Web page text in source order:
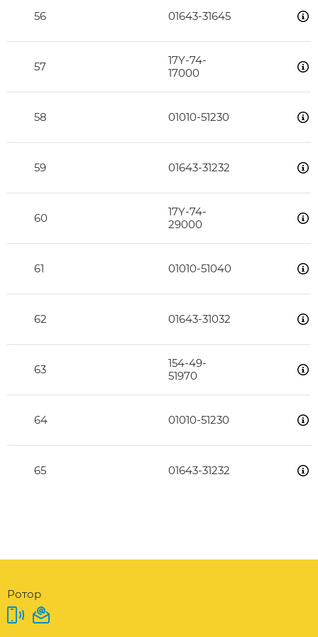
56 01643-31645
57
17Y-74-
17000
58 01010-51230
59 01643-31232
60
17Y-74-
29000
61 01010-51040
62 01643-31032
63
154-49-
51970
64 01010-51230
65 01643-31232
Ротор